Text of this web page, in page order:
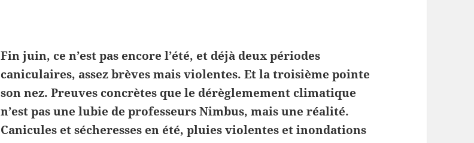
Fin juin, ce n’est pas encore l’été, et déjà deux périodes
caniculaires, assez brèves mais violentes. Et la troisième pointe
son nez. Preuves concrètes que le dérèglemement climatique
n’est pas une lubie de professeurs Nimbus, mais une réalité.
Canicules et sécheresses en été, pluies violentes et inondations